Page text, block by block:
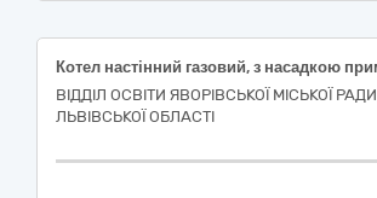
ВІДДІЛ ОСВІТИ ЯВОРІВСЬКОЇ МІСЬКОЇ РАДИ
ЛЬВІВСЬКОЇ ОБЛАСТІ